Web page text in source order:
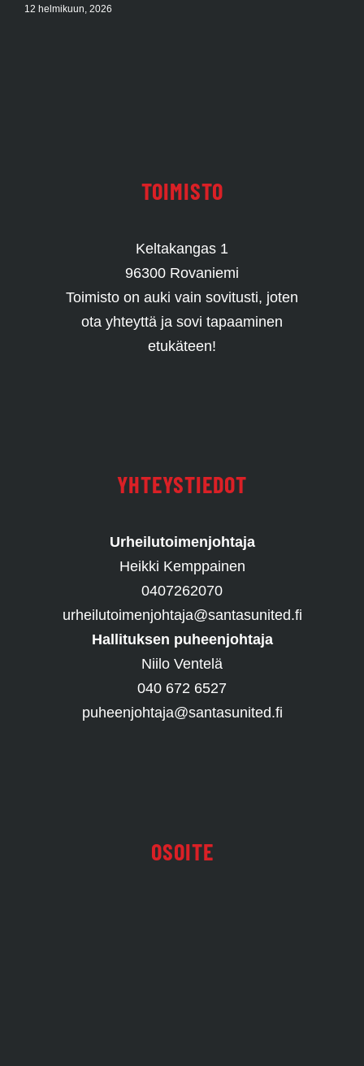
12 helmikuun, 2026
TOIMISTO
Keltakangas 1
96300 Rovaniemi
Toimisto on auki vain sovitusti, joten
ota yhteyttä ja sovi tapaaminen
etukäteen!
YHTEYSTIEDOT
Urheilutoimenjohtaja
Heikki Kemppainen
0407262070
urheilutoimenjohtaja@santasunited.fi
Hallituksen puheenjohtaja
Niilo Ventelä
040 672 6527
puheenjohtaja@santasunited.fi
OSOITE